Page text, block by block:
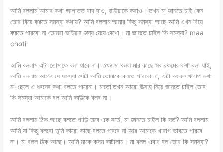
আমি বললাম আমার কথা আপাতত বাদ দাও, ভাইয়াকে করাও। তখন মা জানতে চাই কেন
তোর বিয়ে করতে সমস্যা কথায়? আমি বললাম আমার কিছু সমস্যা আছে আমি এখন বিয়ে
করতে পারবো না তোমরা ভাইয়ার জন্য মেয়ে দেখো। মা জানতে চাইল কি সমস্যা? maa
choti
আমি বললাম এটা তোমাকে বলা যাবে না। তখন মা বলল মার কাছে সব রকমের কথা বলা যাই,
আমি বললাম আমার যে সমস্যা সেটা আমি তোমাকে বলতে পারবো না, এটা অনেক খারাপ কথা
মা-ছেলে এ ধরনের কথা বলতে পারেনা। মাতো তখন আরো উত্সাহ নিয়ে জানতে চাইল তোর
কি সমস্যা আমাকে বল আমি কাউকে বলব না।
আমি বললাম ঠিক আছে বলতে পাড়ি তবে এক সর্তে, মা জানতে চাইল কি সর্ত? আমি বললাম
আমি যা কিছু বলবো তুমি কারো কাছে বলতে পারবে না আর আমাকে খারাপ ভাবতে পারবে
না। মা বলল ঠিক আছে। আমি মাকে কসম কাটালাম। মা বলল এবার বল তোর কি সমস্যা?